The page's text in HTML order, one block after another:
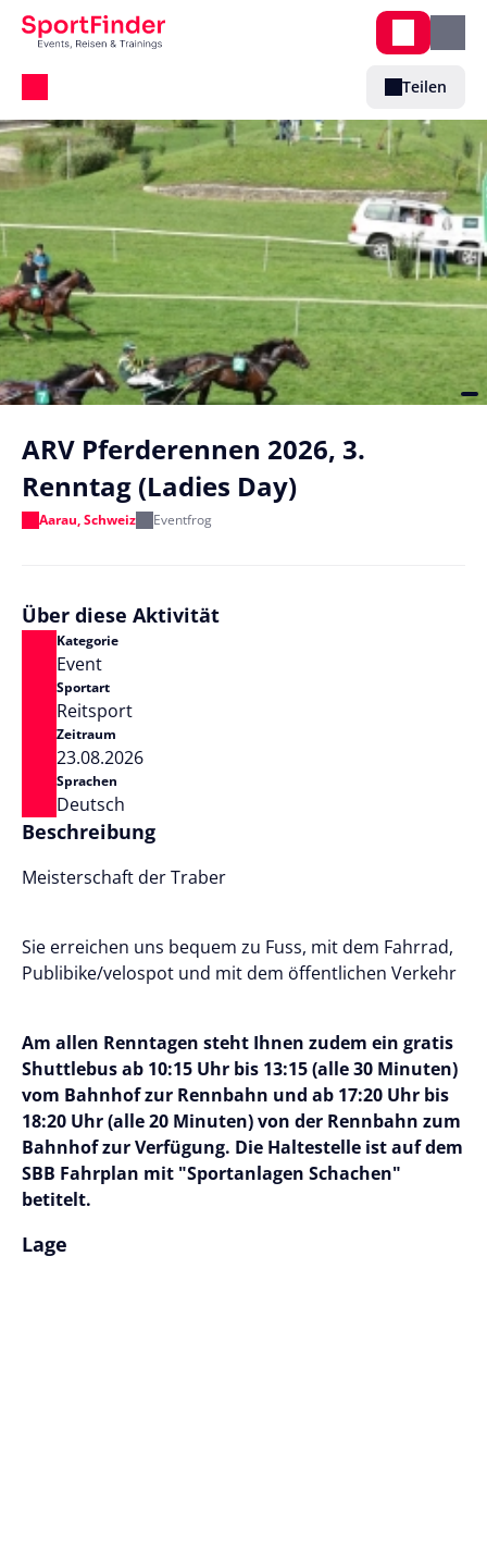
Teilen
ARV Pferderennen 2026, 3.
Renntag (Ladies Day)
Aarau, Schweiz Eventfrog
Über diese Aktivität
Kategorie
Event
Sportart
Reitsport
Zeitraum
23.08.2026
Sprachen
Deutsch
Beschreibung
Meisterschaft der Traber
Sie erreichen uns bequem zu Fuss, mit dem Fahrrad,
Publibike/velospot und mit dem öffentlichen Verkehr
Am allen Renntagen steht Ihnen zudem ein gratis
Shuttlebus ab 10:15 Uhr bis 13:15 (alle 30 Minuten)
vom Bahnhof zur Rennbahn und ab 17:20 Uhr bis
18:20 Uhr (alle 20 Minuten) von der Rennbahn zum
Bahnhof zur Verfügung. Die Haltestelle ist auf dem
SBB Fahrplan mit "Sportanlagen Schachen"
betitelt.
Lage